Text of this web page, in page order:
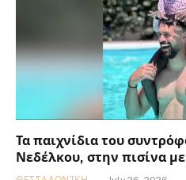
Τα παιχνίδια του
Νεδέλκου, στην πισίνα